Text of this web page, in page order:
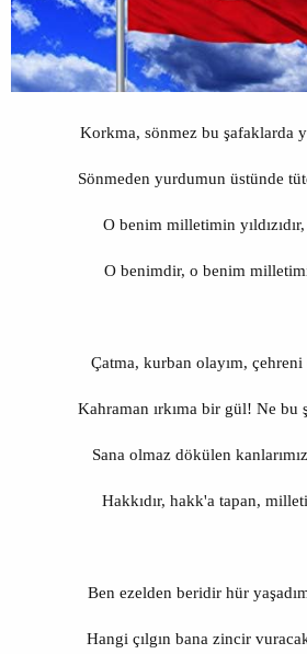
Korkma, sönmez bu şafaklarda
Sönmeden yurdumun üstünde
O benim milletimin
O benimdir, o benim
Çatma, kurban olayım,
Kahraman ırkıma bir gül! Ne bu
Sana olmaz dökülen
Hakkıdır, hakk'a tapan,
Ben ezelden beridir hür
Hangi çılgın bana zincir